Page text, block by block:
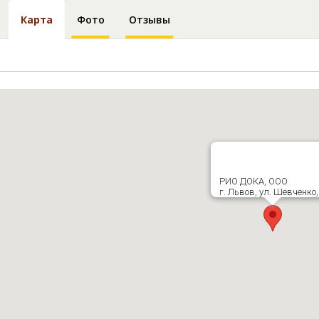
Карта Фото Отзывы
РИО ДОКА, ООО
г. Львов, ул.